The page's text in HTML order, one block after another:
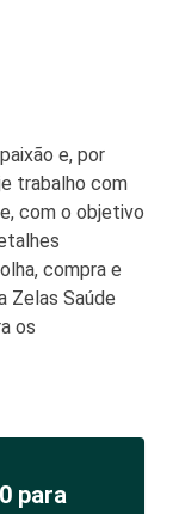
e, por
trabalho com
com o objetivo
compra e
Zelas Saúde
os
para